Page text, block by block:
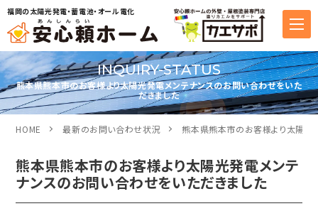
福岡の太陽光発電・蓄電池・オール電化
INQUIRY-STATUS
熊本県熊本市のお客様より太陽光発電メンテナンスのお問い合わせをいた
だきました
HOME 最新のお問い合わせ状況 熊本県熊本市のお客様より太陽光
熊本県熊本市のお客様より太陽光発電メンテ
ナンスのお問い合わせをいただきました